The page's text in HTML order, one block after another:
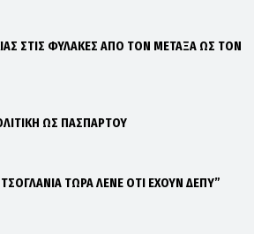
ΣΤΙΣ ΦΥΛΑΚΕΣ ΑΠΟ ΤΟΝ ΜΕΤΑΞΑ ΩΣ ΤΟΝ
ΩΣ ΠΑΣΠΑΡΤΟΥ
ΤΩΡΑ ΛΕΝΕ ΟΤΙ ΕΧΟΥΝ ΔΕΠΥ”